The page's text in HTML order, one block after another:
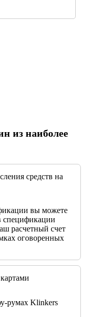
из наиболее
средств на
вы можете
спецификации
расчетный счет
оговоренных
румах Klinkers